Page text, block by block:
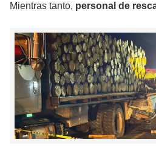
Mientras tanto, personal de